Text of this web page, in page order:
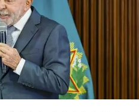
evento.
conhecido pela ligação
trabalhistas do ABC, deverá
para uma importante
à trajetória de Lula.